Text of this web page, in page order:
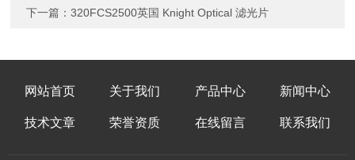
下一篇：320FCS2500英国 Knight Optical 滤光片
网站首页 关于我们 产品中心 新闻中心
技术文章 荣誉资质 在线留言 联系我们